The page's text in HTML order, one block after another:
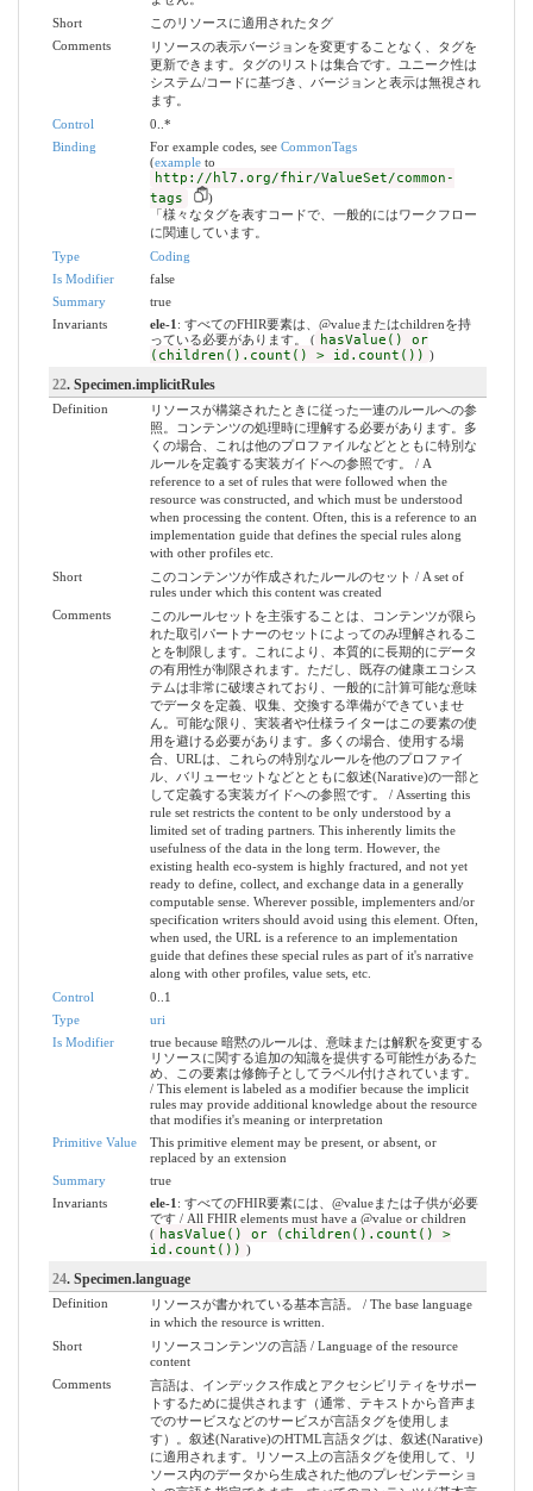
Short
このリソースに適用されたタグ
Comments
リソースの表示バージョンを変更することなく、タグを
更新できます。タグのリストは集合です。ユニーク性は
システム/コードに基づき、バージョンと表示は無視され
ます。
Control
0..*
Binding
For example codes, see CommonTags
(exampleto
http://hl7.org/fhir/ValueSet/common-
tags
)
「様々なタグを表すコードで、一般的にはワークフロー
に関連しています。
Type
Coding
Is Modifier
false
Summary
true
Invariants
ele-1 : すべてのFHIR要素は、@valueまたはchildrenを持
っている必要があります。 ( hasValue() or
(children().count() > id.count()) )
22. Specimen.implicitRules
Definition
リソースが構築されたときに従った一連のルールへの参
照。コンテンツの処理時に理解する必要があります。多
くの場合、これは他のプロファイルなどとともに特別な
ルールを定義する実装ガイドへの参照です。 / A
reference to a set of rules that were followed when the
resource was constructed, and which must be understood
when processing the content. Often, this is a reference to an
implementation guide that defines the special rules along
with other profiles etc.
Short
このコンテンツが作成されたルールのセット / A set of
rules under which this content was created
Comments
このルールセットを主張することは、コンテンツが限ら
れた取引パートナーのセットによってのみ理解されるこ
とを制限します。これにより、本質的に長期的にデータ
の有用性が制限されます。ただし、既存の健康エコシス
テムは非常に破壊されており、一般的に計算可能な意味
でデータを定義、収集、交換する準備ができていませ
ん。可能な限り、実装者や仕様ライターはこの要素の使
用を避ける必要があります。多くの場合、使用する場
合、URLは、これらの特別なルールを他のプロファイ
ル、バリューセットなどとともに叙述(Narative)の一部と
して定義する実装ガイドへの参照です。 / Asserting this
rule set restricts the content to be only understood by a
limited set of trading partners. This inherently limits the
usefulness of the data in the long term. However, the
existing health eco-system is highly fractured, and not yet
ready to define, collect, and exchange data in a generally
computable sense. Wherever possible, implementers and/or
specification writers should avoid using this element. Often,
when used, the URL is a reference to an implementation
guide that defines these special rules as part of it's narrative
along with other profiles, value sets, etc.
Control
0..1
Type
uri
Is Modifier
true because 暗黙のルールは、意味または解釈を変更する
リソースに関する追加の知識を提供する可能性があるた
め、この要素は修飾子としてラベル付けされています。
/ This element is labeled as a modifier because the implicit
rules may provide additional knowledge about the resource
that modifies it's meaning or interpretation
Primitive Value
This primitive element may be present, or absent, or
replaced by an extension
Summary
true
Invariants
ele-1 : すべてのFHIR要素には、@valueまたは子供が必要
です / All FHIR elements must have a @value or children
( hasValue() or (children().count() >
id.count()) )
24. Specimen.language
Definition
リソースが書かれている基本言語。 / The base language
in which the resource is written.
Short
リソースコンテンツの言語 / Language of the resource
content
Comments
言語は、インデックス作成とアクセシビリティをサポー
トするために提供されます（通常、テキストから音声ま
でのサービスなどのサービスが言語タグを使用しま
す）。叙述(Narative)のHTML言語タグは、叙述(Narative)
に適用されます。リソース上の言語タグを使用して、リ
ソース内のデータから生成された他のプレゼンテーショ